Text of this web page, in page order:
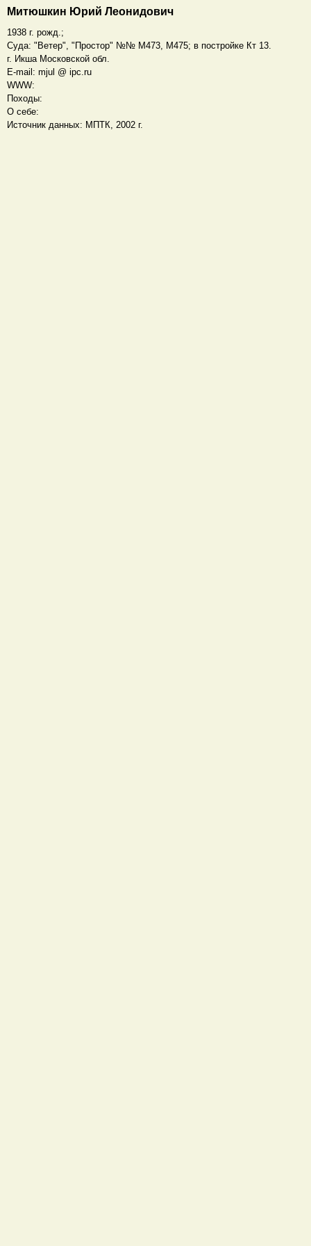
Митюшкин Юрий Леонидович
1938 г. рожд.;
Суда: "Ветер", "Простор" №№ М473, М475; в постройке Кт 13.
г. Икша Московской обл.
E-mail: mjul @ ipc.ru
WWW:
Походы:
О себе:
Источник данных: МПТК, 2002 г.